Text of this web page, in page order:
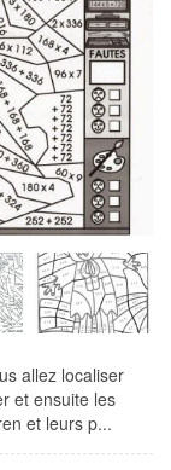
allez localiser
et ensuite les
et leurs p...